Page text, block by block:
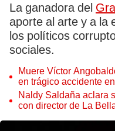
La ganadora del
aporte al arte y a la
los políticos
sociales.
Muere Víctor
en trágico accidente
Naldy Saldaña aclara
con director de La